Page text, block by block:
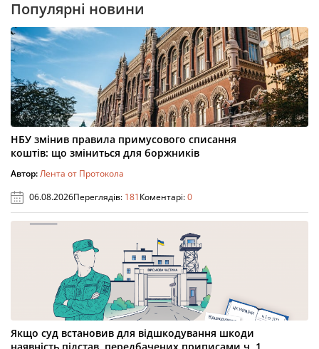
Популярні новини
НБУ змінив правила примусового списання
коштів: що зміниться для боржників
Автор:Лента от Протокола
06.08.2026Переглядів: 181Коментарі:0
Якщо суд встановив для відшкодування шкоди